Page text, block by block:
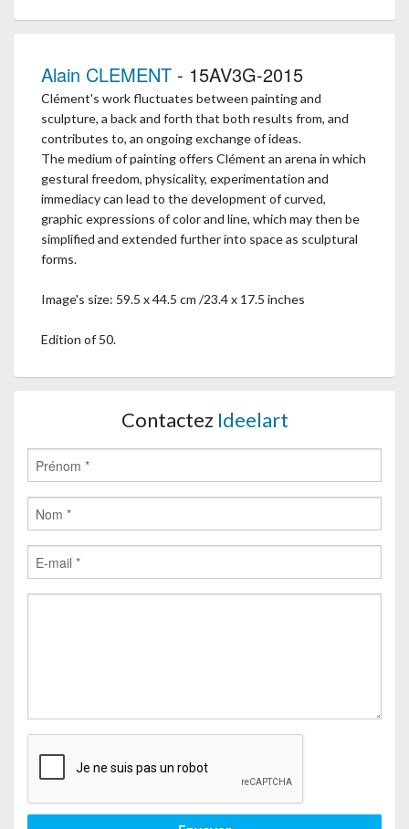
Alain CLEMENT - 15AV3G-2015
Clément's work fluctuates between painting and
sculpture, a back and forth that both results from, and
contributes to, an ongoing exchange of ideas.
The medium of painting offers Clément an arena in which
gestural freedom, physicality, experimentation and
immediacy can lead to the development of curved,
graphic expressions of color and line, which may then be
simplified and extended further into space as sculptural
forms.
Image's size: 59.5 x 44.5 cm /23.4 x 17.5 inches
Edition of 50.
Contactez Ideelart